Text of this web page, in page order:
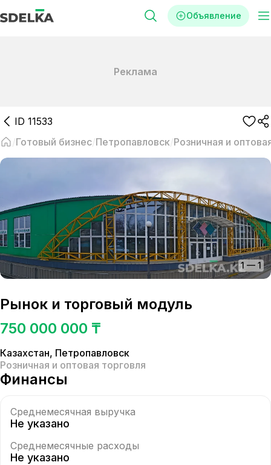
Объявление
Реклама
ID 11533
Готовый бизнес Петропавловск Розничная и
1 — 1
Рынок и торговый модуль
750 000 000 ₸
Казахстан, Петропавловск
Розничная и оптовая торговля
Финансы
Среднемесячная выручка
Не указано
Среднемесячные расходы
Не указано